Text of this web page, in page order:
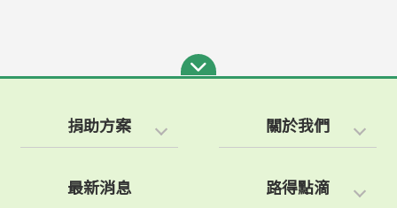
捐助方案 關於我們
最新消息 路得點滴